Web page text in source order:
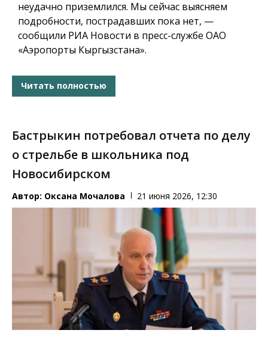
неудачно приземлился. Мы сейчас выясняем
подробности, пострадавших пока нет, —
сообщили РИА Новости в пресс-службе ОАО
«Аэропорты Кыргызстана».
Читать полностью
Бастрыкин потребовал отчета по делу
о стрельбе в школьника под
Новосибирском
Автор: Оксана Мочалова 21 июня 2026, 12:30